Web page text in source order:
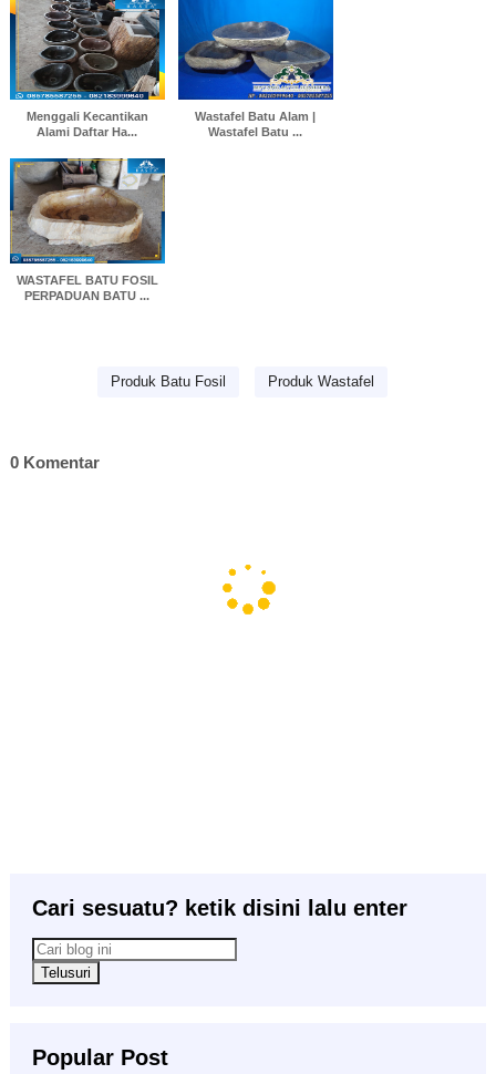
Menggali Kecantikan
Alami Daftar Ha...
Wastafel Batu Alam |
Wastafel Batu ...
WASTAFEL BATU FOSIL
PERPADUAN BATU ...
Produk Batu Fosil Produk Wastafel
0 Komentar
Cari sesuatu? ketik disini lalu enter
Popular Post